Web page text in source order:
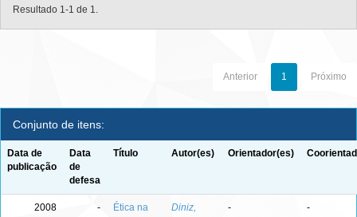
Resultado 1-1 de 1.
Anterior 1 Próximo
Conjunto de itens:
Data de
publicação
Data
de
defesa
Título Autor(es) Orientador(es)
2008 -
Ética na
Diniz,
- -